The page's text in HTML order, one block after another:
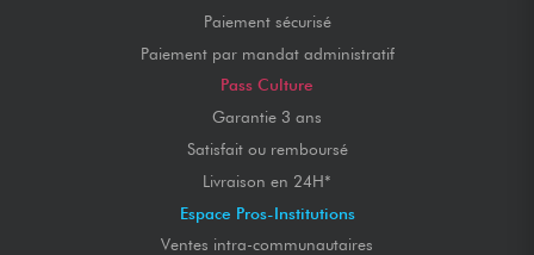
Paiement sécurisé
Paiement par mandat administratif
Pass Culture
Garantie 3 ans
Satisfait ou remboursé
Livraison en 24H*
Espace Pros-Institutions
Ventes intra-communautaires